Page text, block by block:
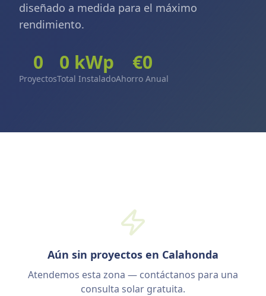
diseñado a medida para el máximo
rendimiento.
0
Proyectos
0 kWp
Total Instalado
€0
Ahorro Anual
Aún sin proyectos en Calahonda
Atendemos esta zona — contáctanos para una
consulta solar gratuita.